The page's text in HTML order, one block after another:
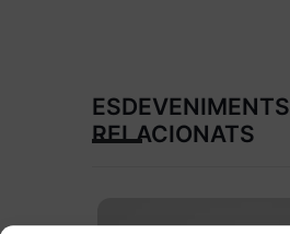
ESDEVENIMENTS
RELACIONATS